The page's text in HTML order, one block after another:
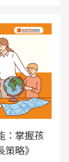
：掌握孩
略》